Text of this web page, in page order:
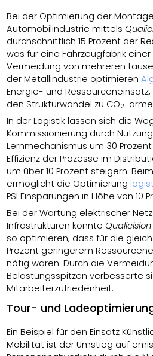
Bei der Optimierung der
Automobilindustrie mittels
durchschnittlich 15 Prozent der
was für eine Fahrzeugfabrik einer
Vermeidung von mehreren
der Metallindustrie optimieren
Energie- und
den Strukturwandel zu CO2-
In der Logistik lassen sich die
Kommissionierung durch
Lernmechanismus um 30
Effizienz der Prozesse im
um über 10 Prozent steigern.
ermöglicht die Optimierung
PSI Einsparungen in Höhe von 10
Bei der Wartung elektrischer
Infrastrukturen konnte Qualicision
so optimieren, dass für die
Prozent geringerem
nötig waren. Durch die
Belastungsspitzen verbesserte
Mitarbeiterzufriedenheit.
Tour- und
Ein Beispiel für den Einsatz
Mobilität ist der Umstieg auf